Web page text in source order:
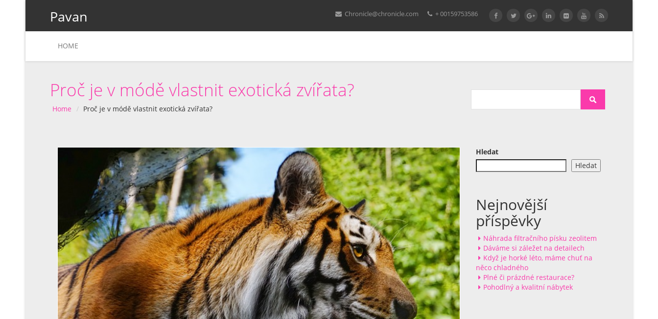
Pavan Chronicle@chronicle.com + 00159753586
HOME
Proč je v módě vlastnit exotická zvířata?
Home Proč je v módě vlastnit exotická zvířata?
Hledat
Hledat
Nejnovější
příspěvky
Náhrada filtračního písku zeolitem
Dáváme si záležet na detailech
Když je horké léto, máme chuť na
něco chladného
Plné či prázdné restaurace?
Pohodlný a kvalitní nábytek